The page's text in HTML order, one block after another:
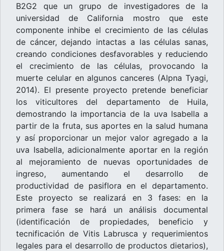
B2G2 que un grupo de investigadores de la
universidad de California mostro que este
componente inhibe el crecimiento de las células
de cáncer, dejando intactas a las células sanas,
creando condiciones desfavorables y reduciendo
el crecimiento de las células, provocando la
muerte celular en algunos canceres (Alpna Tyagi,
2014). El presente proyecto pretende beneficiar
los viticultores del departamento de Huila,
demostrando la importancia de la uva Isabella a
partir de la fruta, sus aportes en la salud humana
y así proporcionar un mejor valor agregado a la
uva Isabella, adicionalmente aportar en la región
al mejoramiento de nuevas oportunidades de
ingreso, aumentando el desarrollo de
productividad de pasiflora en el departamento.
Este proyecto se realizará en 3 fases: en la
primera fase se hará un análisis documental
(identificación de propiedades, beneficio y
tecnificación de Vitis Labrusca y requerimientos
legales para el desarrollo de productos dietarios),